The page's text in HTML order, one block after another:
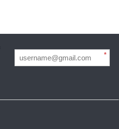
*